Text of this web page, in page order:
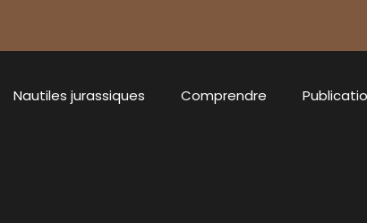
Nautiles jurassiques Comprendre